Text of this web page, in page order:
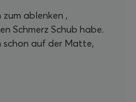
ablenken ,
Schmerz Schub habe.
schon auf der Matte,